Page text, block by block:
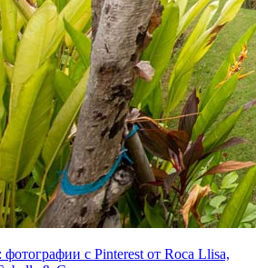
с Pinterest от Roca Llisa,